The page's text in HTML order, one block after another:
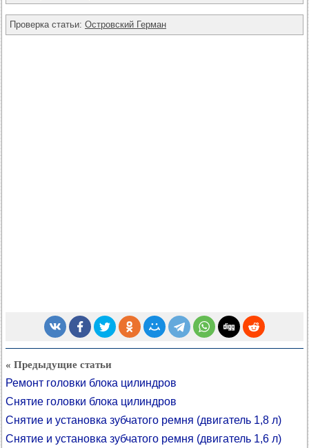
Проверка статьи: Островский Герман
« Предыдущие статьи
Ремонт головки блока цилиндров
Снятие головки блока цилиндров
Снятие и установка зубчатого ремня (двигатель 1,8 л)
Снятие и установка зубчатого ремня (двигатель 1,6 л)